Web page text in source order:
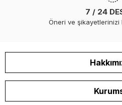
7 / 24
Öneri ve şikayetlerinizi